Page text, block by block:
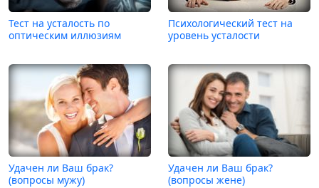
Тест на усталость по
оптическим иллюзиям
Психологический тест на
уровень усталости
Удачен ли Ваш брак?
(вопросы мужу)
Удачен ли Ваш брак?
(вопросы жене)